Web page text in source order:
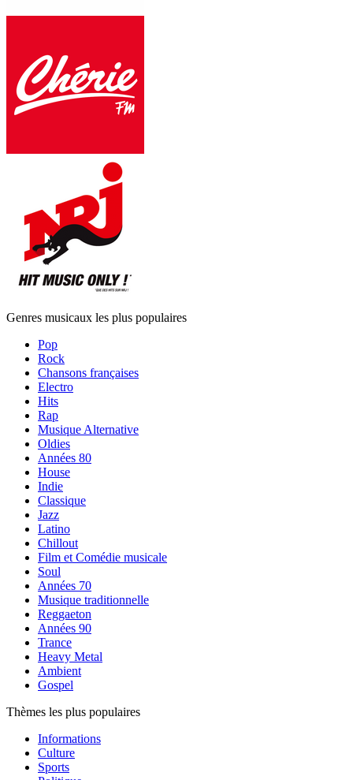
Genres musicaux les plus populaires
Pop
Rock
Chansons françaises
Electro
Hits
Rap
Musique Alternative
Oldies
Années 80
House
Indie
Classique
Jazz
Latino
Chillout
Film et Comédie musicale
Soul
Années 70
Musique traditionnelle
Reggaeton
Années 90
Trance
Heavy Metal
Ambient
Gospel
Thèmes les plus populaires
Informations
Culture
Sports